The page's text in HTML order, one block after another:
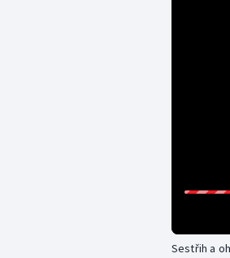
Sestřih a